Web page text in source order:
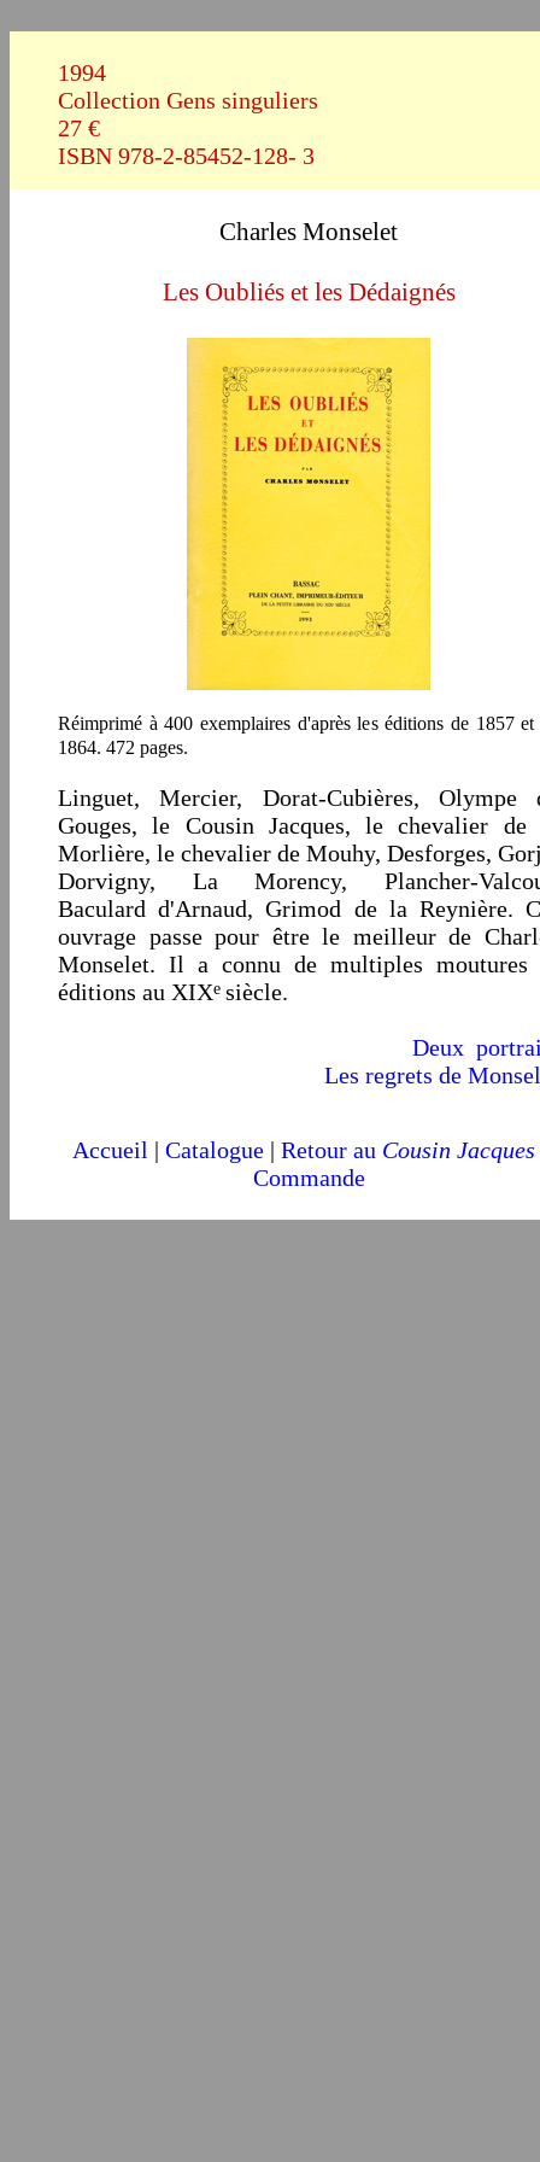
1994
Collection Gens singuliers
27 €
ISBN 978-2-85452-128- 3
Charles Monselet
Les Oubliés et les Dédaignés
Réimprimé à 400 exemplaires d'après les éditions de 1857 et
1864. 472 pages.
Linguet, Mercier, Dorat-Cubières, Olympe
Gouges, le Cousin Jacques, le chevalier de
Morlière, le chevalier de Mouhy, Desforges,
Dorvigny, La Morency, Plancher-
Baculard d'Arnaud, Grimod de la Reynière.
ouvrage passe pour être le meilleur de
Monselet. Il a connu de multiples moutures
éditions au XIXe siècle.
Deux
Les regrets de
Accueil | Catalogue| Retour au Cousin Jacques
Commande